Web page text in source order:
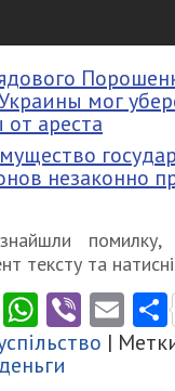
мог
ареста
незаконно
помилку,
тексту та
Twitter
WhatsApp
Viber
|
деньги